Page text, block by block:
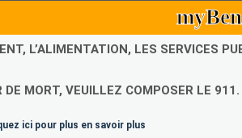
L’ALIMENTATION, LES SERVICES
DE MORT, VEUILLEZ COMPOSER LE 911.
ici pour plus en savoir plus